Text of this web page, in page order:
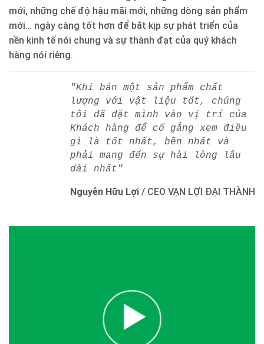
mới, những chế độ hậu mãi mới, những dòng sản phẩm
mới… ngày càng tốt hơn để bắt kịp sự phát triển của
nền kinh tế nói chung và sự thành đạt của quý khách
hàng nói riêng.
"Khi bán một sản phẩm chất
lượng với vật liệu tốt, chúng
tôi đã đặt mình vào vị trí của
Khách hàng để cố gắng xem điều
gì là tốt nhất, bền nhất và
phải mang đến sự hài lòng lâu
dài nhất"
Nguyễn Hữu Lợi / CEO VẠN LỢI ĐẠI THÀNH